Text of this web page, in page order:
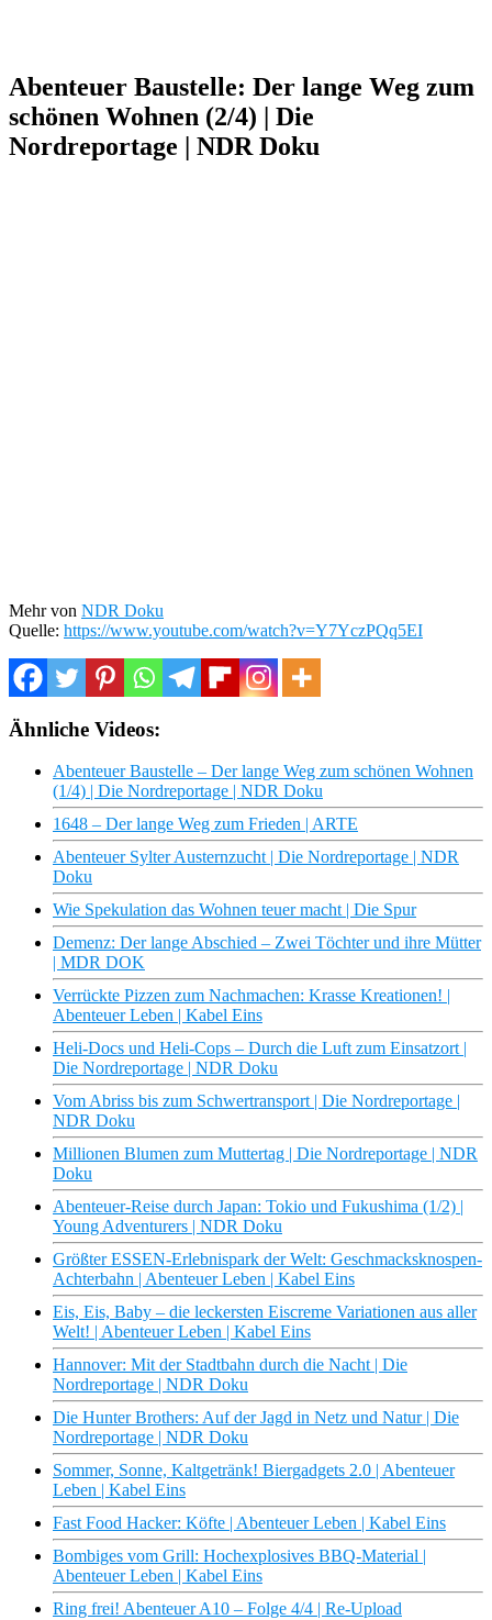
Abenteuer Baustelle: Der lange Weg zum
schönen Wohnen (2/4) | Die
Nordreportage | NDR Doku
Mehr von NDR Doku
Quelle: https://www.youtube.com/watch?v=Y7YczPQq5EI
Ähnliche Videos:
Abenteuer Baustelle – Der lange Weg zum schönen Wohnen
(1/4) | Die Nordreportage | NDR Doku
1648 – Der lange Weg zum Frieden | ARTE
Abenteuer Sylter Austernzucht | Die Nordreportage | NDR
Doku
Wie Spekulation das Wohnen teuer macht | Die Spur
Demenz: Der lange Abschied – Zwei Töchter und ihre Mütter
| MDR DOK
Verrückte Pizzen zum Nachmachen: Krasse Kreationen! |
Abenteuer Leben | Kabel Eins
Heli-Docs und Heli-Cops – Durch die Luft zum Einsatzort |
Die Nordreportage | NDR Doku
Vom Abriss bis zum Schwertransport | Die Nordreportage |
NDR Doku
Millionen Blumen zum Muttertag | Die Nordreportage | NDR
Doku
Abenteuer-Reise durch Japan: Tokio und Fukushima (1/2) |
Young Adventurers | NDR Doku
Größter ESSEN-Erlebnispark der Welt: Geschmacksknospen-
Achterbahn | Abenteuer Leben | Kabel Eins
Eis, Eis, Baby – die leckersten Eiscreme Variationen aus aller
Welt! | Abenteuer Leben | Kabel Eins
Hannover: Mit der Stadtbahn durch die Nacht | Die
Nordreportage | NDR Doku
Die Hunter Brothers: Auf der Jagd in Netz und Natur | Die
Nordreportage | NDR Doku
Sommer, Sonne, Kaltgetränk! Biergadgets 2.0 | Abenteuer
Leben | Kabel Eins
Fast Food Hacker: Köfte | Abenteuer Leben | Kabel Eins
Bombiges vom Grill: Hochexplosives BBQ-Material |
Abenteuer Leben | Kabel Eins
Ring frei! Abenteuer A10 – Folge 4/4 | Re-Upload